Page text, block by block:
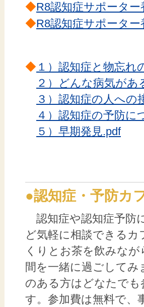
◆R8認知症サポータ
◆R8認知症サポータ
◆ １）認知症と物忘れ
２）どんな病気があ
３）認知症の人への
４）認知症の予防に
５）早期発見.pdf
●認知症・予防カ
認知症や認知症予防
ど気軽に相談できるカ
くりとお茶を飲みな
間を一緒に過ごしてみ
のある方はどなたでも
す。参加費は無料で、